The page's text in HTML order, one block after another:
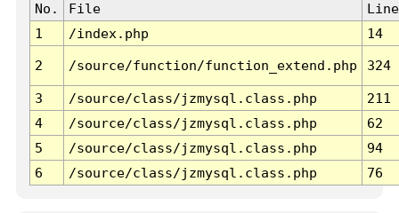
No. File
Line
1
/index.php 14
2 /source/function/function_extend.php 324
3 /source/class/jzmysql.class.php
211
4
/source/class/jzmysql.class.php
62
5
/source/class/jzmysql.class.php
94
6
/source/class/jzmysql.class.php 76